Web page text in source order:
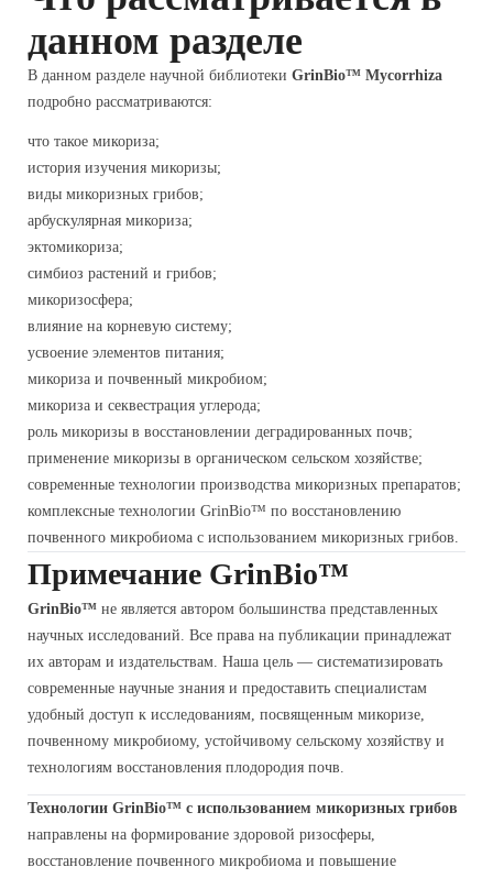
данном разделе
В данном разделе научной библиотеки GrinBio™ Mycorrhiza
подробно рассматриваются:
что такое микориза;
история изучения микоризы;
виды микоризных грибов;
арбускулярная микориза;
эктомикориза;
симбиоз растений и грибов;
микоризосфера;
влияние на корневую систему;
усвоение элементов питания;
микориза и почвенный микробиом;
микориза и секвестрация углерода;
роль микоризы в восстановлении деградированных почв;
применение микоризы в органическом сельском хозяйстве;
современные технологии производства микоризных препаратов;
комплексные технологии GrinBio™ по восстановлению
почвенного микробиома с использованием микоризных грибов.
Примечание GrinBio™
GrinBio™ не является автором большинства представленных
научных исследований. Все права на публикации принадлежат
их авторам и издательствам. Наша цель — систематизировать
современные научные знания и предоставить специалистам
удобный доступ к исследованиям, посвященным микоризе,
почвенному микробиому, устойчивому сельскому хозяйству и
технологиям восстановления плодородия почв.
Технологии GrinBio™ с использованием микоризных грибов
направлены на формирование здоровой ризосферы,
восстановление почвенного микробиома и повышение